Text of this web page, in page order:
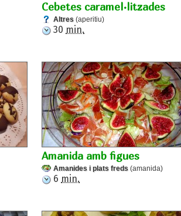
Cebetes caramel·litzades
Altres (aperitiu)
30 min.
Amanida amb figues
Amanides i plats freds (amanida)
6 min.